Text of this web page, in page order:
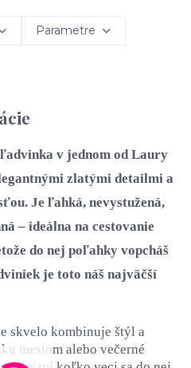
Parametre
v jednom od Laury
zlatými detailmi a
Je ľahká, nevystužená,
– ideálna na cestovanie
do nej poľahky vopcháš
je toto náš najväčší
skvelo kombinuje štýl a
mestom alebo večerné